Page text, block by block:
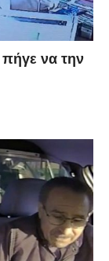
να την